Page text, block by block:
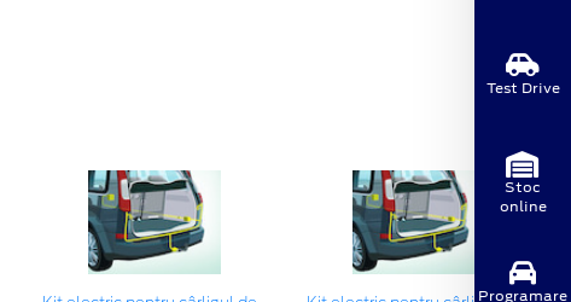
Test Drive
Stoc
online
Programare